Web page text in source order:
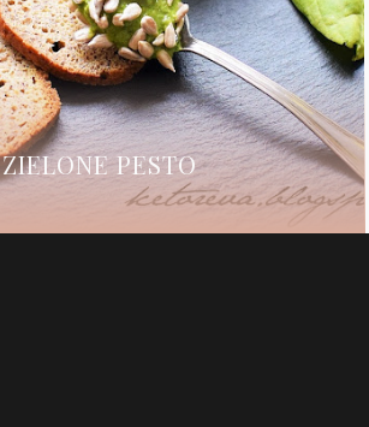
ZIELONE PESTO